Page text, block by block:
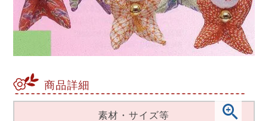
商品詳細
素材・サイズ等